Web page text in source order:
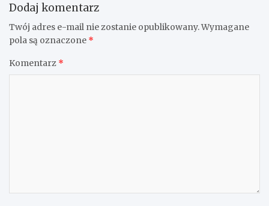
Dodaj komentarz
Twój adres e-mail nie zostanie opublikowany.Wymagane
pola są oznaczone *
Komentarz *